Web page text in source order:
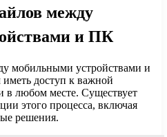
между
и ПК
мобильными устройствами и
иметь доступ к важной
любом месте. Существует
этого процесса, включая
решения.